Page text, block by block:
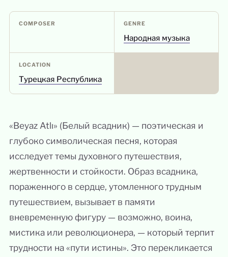
COMPOSER GENRE
Народная музыка
LOCATION
Турецкая Республика
«Beyaz Atlı» (Белый всадник) — поэтическая и
глубоко символическая песня, которая
исследует темы духовного путешествия,
жертвенности и стойкости. Образ всадника,
пораженного в сердце, утомленного трудным
путешествием, вызывает в памяти
вневременную фигуру — возможно, воина,
мистика или революционера, — который терпит
трудности на «пути истины». Это перекликается